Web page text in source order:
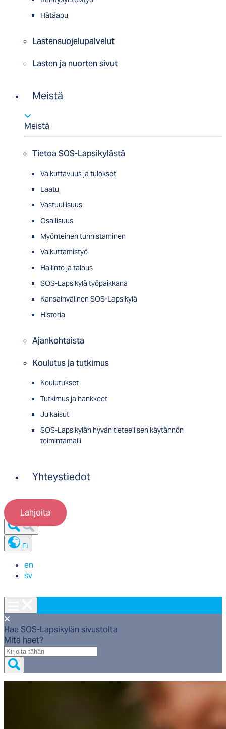
Hätäapu
Lastensuojelupalvelut
Lasten ja nuorten sivut
Meistä
Meistä
Tietoa SOS-Lapsikylästä
Vaikuttavuus ja tulokset
Laatu
Vastuullisuus
Osallisuus
Myön­tei­nen tun­nis­ta­minen
Vaikuttamistyö
Hallinto ja talous
SOS-Lapsikylä työpaikkana
Kansainvälinen SOS-Lapsikylä
Historia
Ajankohtaista
Koulutus ja tutkimus
Koulutukset
Tutkimus ja hankkeet
Julkaisut
SOS-Lapsikylän hyvän tieteellisen käytännön
toimintamalli
Yhteystiedot
Lahjoita
FI
en
sv
Hae SOS-Lapsikylän sivustolta
Mitä haet?
Mitä
haet?